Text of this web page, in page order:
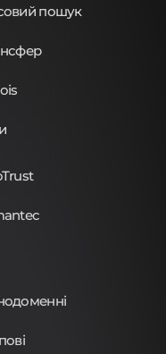
пошук